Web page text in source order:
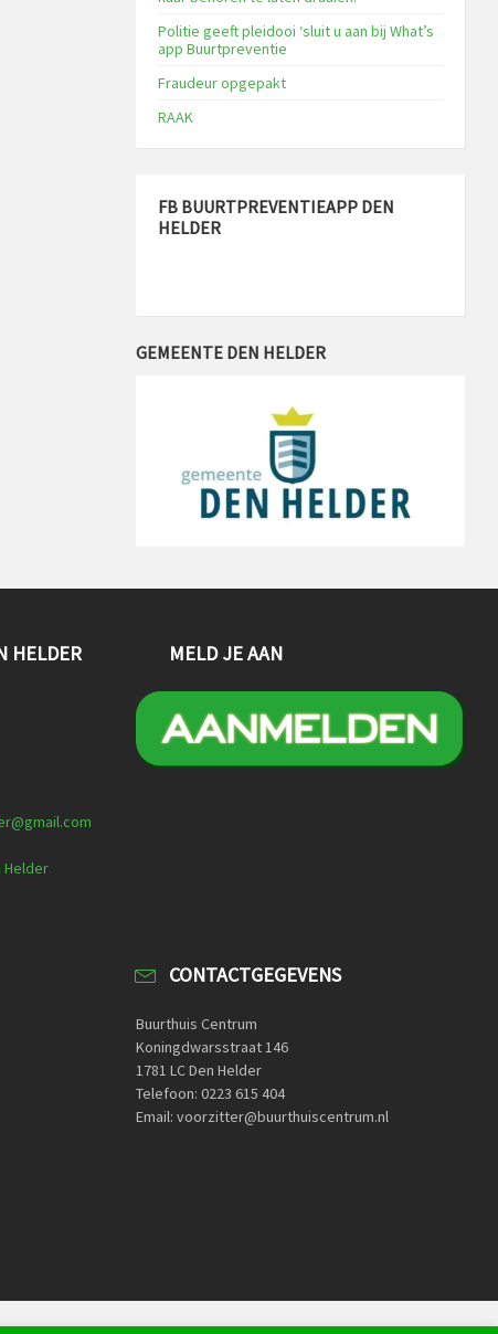
Politie geeft pleidooi ‘sluit u aan bij What’s
app Buurtpreventie
Fraudeur opgepakt
RAAK
FB BUURTPREVENTIEAPP DEN
HELDER
GEMEENTE DEN HELDER
HELDER
Helder
MELD JE AAN
CONTACTGEGEVENS
Buurthuis Centrum
Koningdwarsstraat 146
1781 LC Den Helder
Telefoon: 0223 615 404
Email: voorzitter@buurthuiscentrum.nl